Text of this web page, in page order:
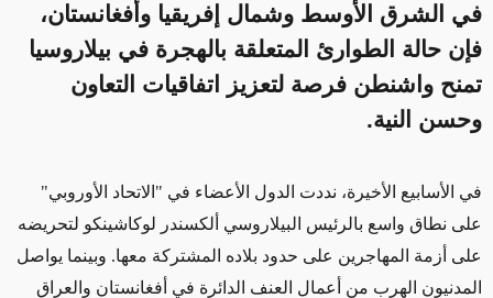
في الشرق الأوسط وشمال إفريقيا وأفغانستان،
فإن حالة الطوارئ المتعلقة بالهجرة في بيلاروسيا
تمنح واشنطن فرصة لتعزيز اتفاقيات التعاون
وحسن النية.
في الأسابيع الأخيرة، نددت الدول الأعضاء في "الاتحاد الأوروبي"
على نطاق واسع بالرئيس البيلاروسي ألكسندر لوكاشينكو لتحريضه
على أزمة المهاجرين على حدود بلاده المشتركة معها. وبينما يواصل
المدنيون الهرب من أعمال العنف الدائرة في أفغانستان والعراق